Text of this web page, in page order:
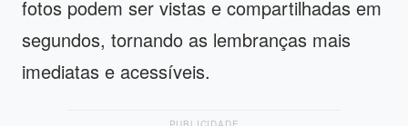
fotos podem ser vistas e compartilhadas em
segundos, tornando as lembranças mais
imediatas e acessíveis.